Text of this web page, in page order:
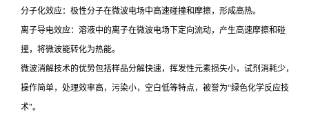
分子化效应：极性分子在微波电场中高速碰撞和摩擦，形成高热。
离子导电效应：溶液中的离子在微波电场下定向流动，产生高速摩擦和碰
撞，将微波能转化为热能。
微波消解技术的优势包括样品分解快速，挥发性元素损失小，试剂消耗少，
操作简单，处理效率高，污染小，空白低等特点，被誉为“绿色化学反应技
术"。